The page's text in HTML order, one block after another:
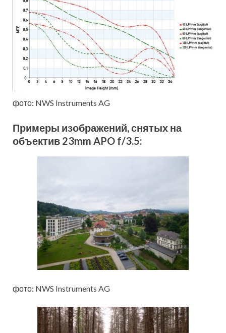
фото: NWS Instruments AG
Примеры изображений, снятых на
объектив 23mm APO f/3.5:
фото: NWS Instruments AG